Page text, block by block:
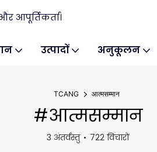
आपूर्तिकर्ता।
उत्पादों अनुकूलन
TCANG आत्मसम्मान
#आत्मसम्मान
3 अंतर्वस्तु 722 विचारों